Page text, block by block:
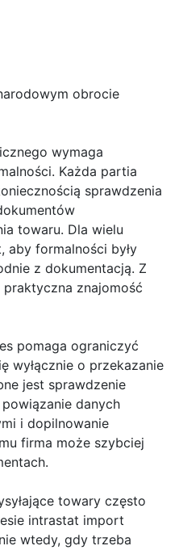
obrocie
wymaga
Każda partia
sprawdzenia
towaru. Dla wielu
aby formalności były
z dokumentacją. Z
znajomość
pomaga ograniczyć
wyłącznie o przekazanie
jest sprawdzenie
danych
i dopilnowanie
firma może szybciej
towary często
intrastat import
wtedy, gdy trzeba